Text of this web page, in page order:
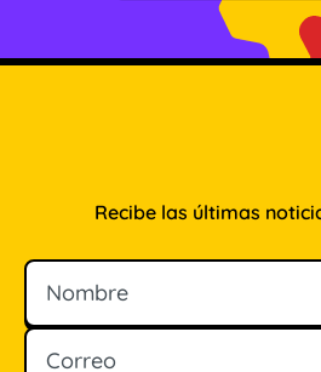
Recibe las últimas
Nombre
Correo